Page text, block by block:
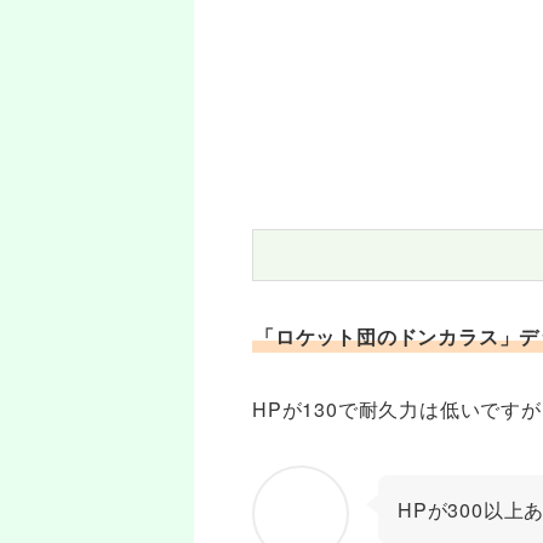
「ロケット団のドンカラス」
HPが130で耐久力は低いです
HPが300以上